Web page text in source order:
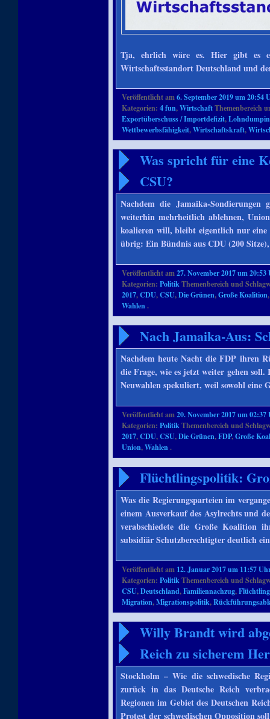
Tja, ehrlich wäre es. Hier gibt es
Wirtschaftsstandort Deutschland und
Veröffentlicht am6. September 2019 um 20:54
Kategorien:4 fun,WirtschaftThemenbereich
Exportüberschuss / Importdefizit,
Wettbewerbsfähigkeit,Wirtschaftskraft,
Was spricht für eine
CSU?
Nachdem die Jamaika-
weiterhin mehrheitlich ablehnen,
koalieren will, bleibt eigentlich nur
übrig: Ein Bündnis aus CDU (200
Veröffentlicht am27. November 2017 um 20:53
Kategorien:PolitikThemenbereich und
2017,CDU,CSU,Die Grünen,Große Koalition
Wahlen.
Nach Jamaika-Aus:
Nachdem heute Nacht die FDP ihren
die Frage, wie es jetzt weiter gehen
Neuwahlen spekuliert, weil sowohl
Veröffentlicht am20. November 2017 um 02:37
Kategorien:PolitikThemenbereich und
2017,CDU,CSU,Die Grünen,FDP,Große
Union,Wahlen.
Flüchtlingspolitik:
Was die Regierungsparteien im
einem Ausverkauf des Asylrechts und
verabschiedete die Große Koalition
subsidiär Schutzberechtigter deutlich
Veröffentlicht am 12. Januar 2017 um 11:57
Kategorien:PolitikThemenbereich und
CSU,Deutschland,Familiennachzug,
Migration,Migrationspolitik,
Willy Brandt wird
Reich zu sicherem
Stockholm – Wie die schwedische
zurück in das Deutsche Reich
Regionen im Gebiet des Deutschen
Protest der schwedischen Opposition